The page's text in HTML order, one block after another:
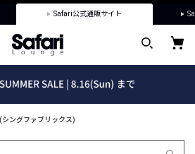
Safari公式通販サイト
シングファブリックス)